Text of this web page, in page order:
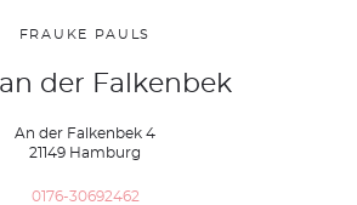
FRAUKE PAULS
der Falkenbek
An der Falkenbek 4
21149 Hamburg
0176-30692462